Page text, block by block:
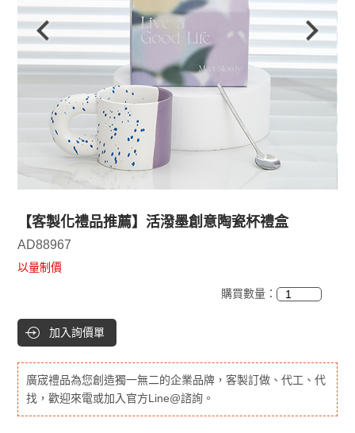
【客製化禮品推薦】活潑墨創意陶瓷杯禮盒
AD88967
以量制價
購買數量：
加入詢價單
廣宬禮品為您創造獨一無二的企業品牌，客製訂做、代工、代
找，歡迎來電或加入官方Line@諮詢。